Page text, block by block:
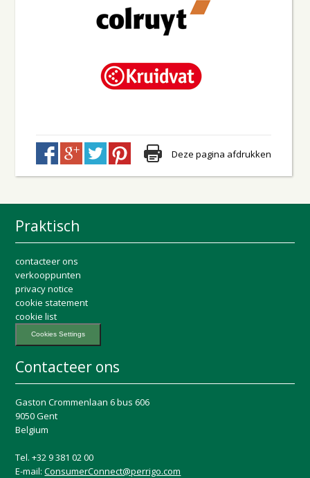
Deze pagina afdrukken
Praktisch
contacteer ons
verkooppunten
privacy notice
cookie statement
cookie list
Cookies Settings
Contacteer ons
Gaston Crommenlaan 6 bus 606
9050 Gent
Belgium
Tel. +32 9 381 02 00
E-mail:ConsumerConnect@perrigo.com